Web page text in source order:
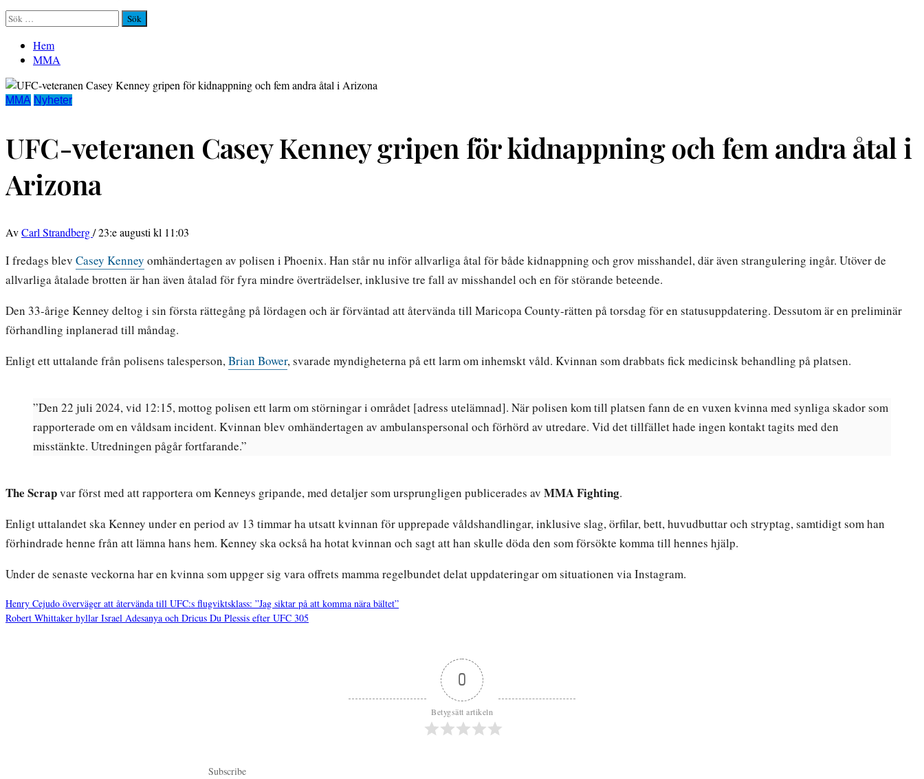
Sök
efter:
Hem
MMA
MMA Nyheter
UFC-veteranen Casey Kenney gripen för kidnappning och fem andra åtal i
Arizona
AvCarl Strandberg/23:e augusti kl 11:03
I fredags blev Casey Kenney omhändertagen av polisen i Phoenix. Han står nu inför allvarliga åtal för både kidnappning och grov misshandel, där även strangulering ingår. Utöver de
allvarliga åtalade brotten är han även åtalad för fyra mindre överträdelser, inklusive tre fall av misshandel och en för störande beteende.
Den 33-årige Kenney deltog i sin första rättegång på lördagen och är förväntad att återvända till Maricopa County-rätten på torsdag för en statusuppdatering. Dessutom är en preliminär
förhandling inplanerad till måndag.
Enligt ett uttalande från polisens talesperson,Brian Bower, svarade myndigheterna på ett larm om inhemskt våld. Kvinnan som drabbats fick medicinsk behandling på platsen.
”Den 22 juli 2024, vid 12:15, mottog polisen ett larm om störningar i området [adress utelämnad]. När polisen kom till platsen fann de en vuxen kvinna med synliga skador som
rapporterade om en våldsam incident. Kvinnan blev omhändertagen av ambulanspersonal och förhörd av utredare. Vid det tillfället hade ingen kontakt tagits med den
misstänkte. Utredningen pågår fortfarande.”
The Scrapvar först med att rapportera om Kenneys gripande, med detaljer som ursprungligen publicerades av MMA Fighting.
Enligt uttalandet ska Kenney under en period av 13 timmar ha utsatt kvinnan för upprepade våldshandlingar, inklusive slag, örfilar, bett, huvudbuttar och stryptag, samtidigt som han
förhindrade henne från att lämna hans hem. Kenney ska också ha hotat kvinnan och sagt att han skulle döda den som försökte komma till hennes hjälp.
Under de senaste veckorna har en kvinna som uppger sig vara offrets mamma regelbundet delat uppdateringar om situationen via Instagram.
Henry Cejudo överväger att återvända till UFC:s flugviktsklass: ”Jag siktar på att komma nära bältet”
Robert Whittaker hyllar Israel Adesanya och Dricus Du Plessis efter UFC 305
0
Betygsätt artikeln
Subscribe